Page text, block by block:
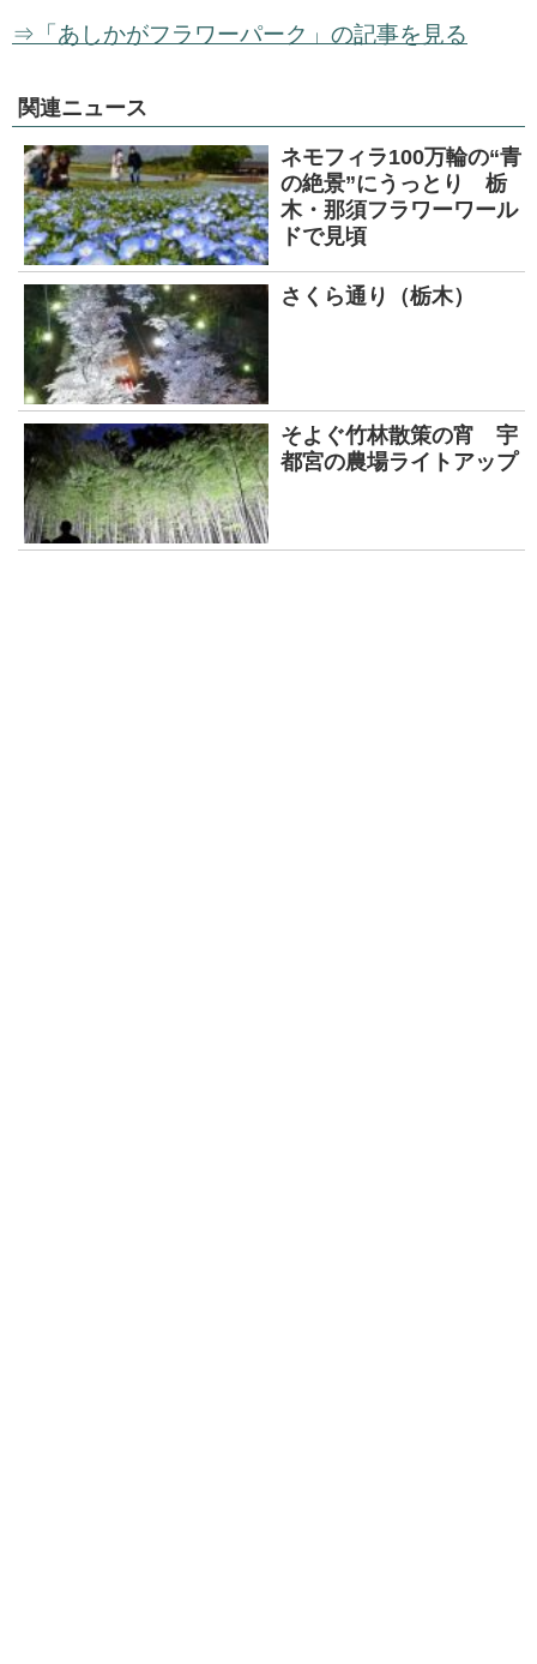
⇒「あしかがフラワーパーク」の記事を見る
関連ニュース
ネモフィラ100万輪の“青
の絶景”にうっとり 栃
木・那須フラワーワール
ドで見頃
さくら通り（栃木）
そよぐ竹林散策の宵 宇
都宮の農場ライトアップ